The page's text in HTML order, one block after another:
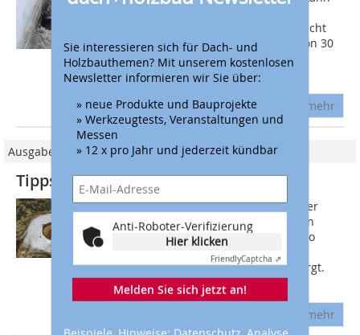
Sie interessieren sich für Dach- und
Holzbauthemen? Mit unserem kostenlosen
Newsletter informieren wir Sie über:
» neue Produkte und Bauprojekte
» Werkzeugtests, Veranstaltungen und
Messen
» 12 x pro Jahr und jederzeit kündbar
Anti-Roboter-Verifizierung
Hier klicken
FriendlyCaptcha ⇗
Melden Sie sich jetzt an!
problemlos ausgebaut und ausgetauscht
werden, da der geforderte Abstand von 30
cm zu aufgehenden Bauteilen nicht
eingehalten...
mehr
Ausgabe 06/2022
Tipps für die Dachgully-Sanierung
Wird bei der Dachsanierung kein neuer
Dachgully eingebaut, müssen die alten
Gullys genau inspiziert werden. Nur so
kann vermieden werden, dass ein
Bestandsgully in Zukunft für Ärger sorgt.
Dabei...
mehr